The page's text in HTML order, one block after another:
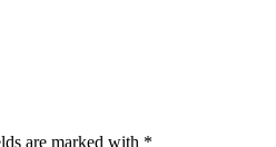
are marked with *